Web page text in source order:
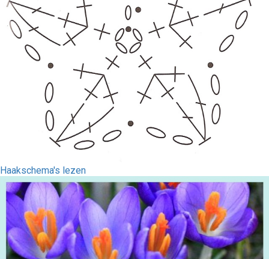
Haakschema's lezen